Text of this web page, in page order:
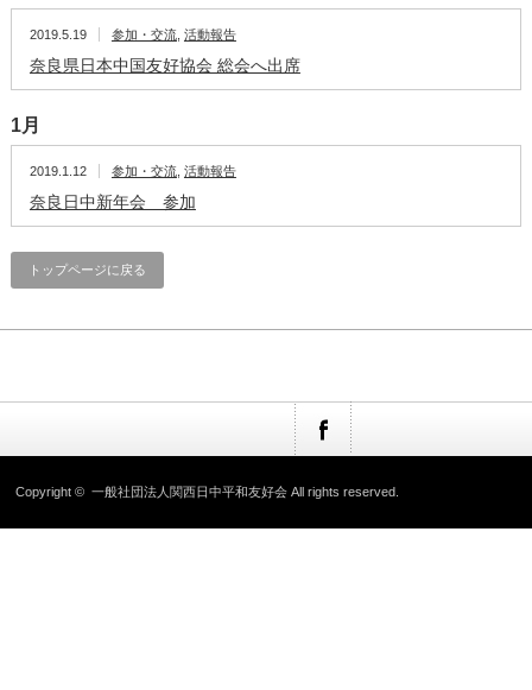
2019.5.19 参加・交流 活動報告
奈良県日本中国友好協会 総会へ出席
1月
2019.1.12 参加・交流 活動報告
奈良日中新年会 参加
トップページに戻る
Copyright ©一般社団法人関西日中平和友好会 All rights reserved.